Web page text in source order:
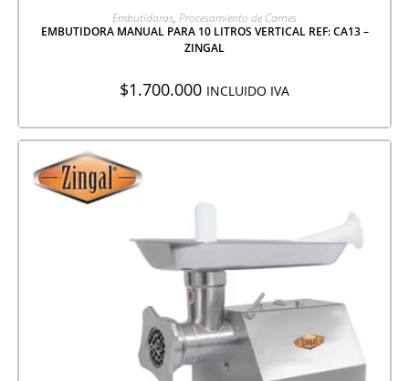
AGREGAR A COTIZACIÓN
Embutidoras, Procesamiento de Carnes
EMBUTIDORA MANUAL PARA 10 LITROS VERTICAL REF: CA13 –
ZINGAL
$1.700.000 INCLUIDO IVA